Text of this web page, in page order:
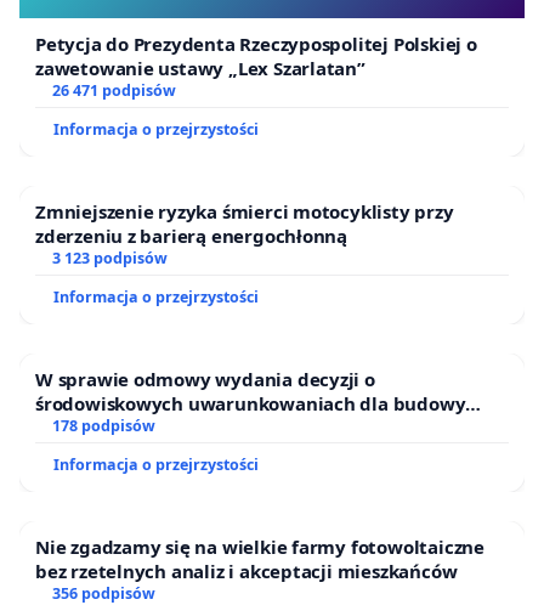
Petycja do Prezydenta Rzeczypospolitej Polskiej o
zawetowanie ustawy „Lex Szarlatan”
26 471 podpisów
Informacja o przejrzystości
Zmniejszenie ryzyka śmierci motocyklisty przy
zderzeniu z barierą energochłonną
3 123 podpisów
Informacja o przejrzystości
W sprawie odmowy wydania decyzji o
środowiskowych uwarunkowaniach dla budowy
zakładu wytwarzania biometanu „Krynki” w
Puszczy Knyszyńskiej
178 podpisów
Informacja o przejrzystości
Nie zgadzamy się na wielkie farmy fotowoltaiczne
bez rzetelnych analiz i akceptacji mieszkańców
356 podpisów